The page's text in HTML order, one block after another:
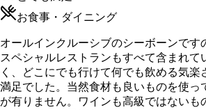
お食事・ダイニング
オールインクルーシブのシーボーンです
スペシャルレストランもすべて含まれて
く、どこにでも行けて何でも飲める気楽
満足でした。当然食材も良いものを使っ
が有りません。ワインも高級ではないも